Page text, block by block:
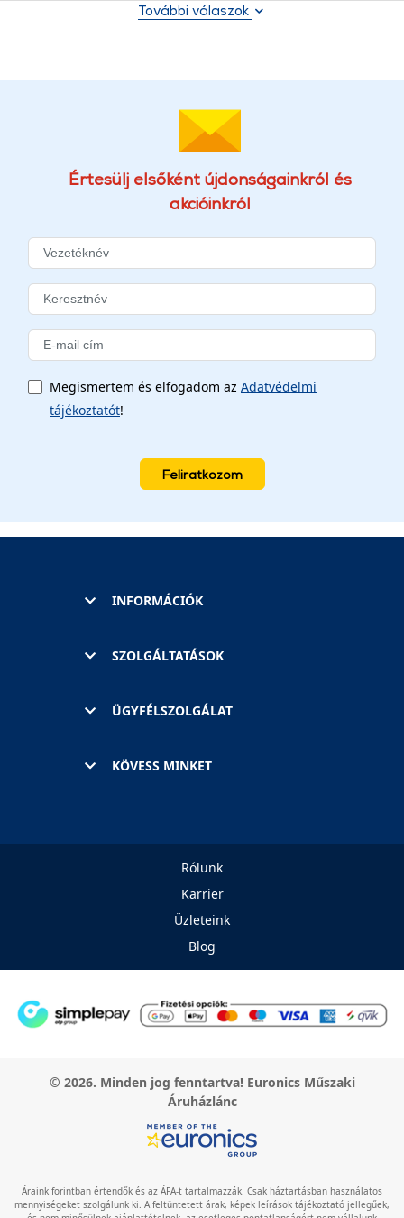
További válaszok
Értesülj elsőként újdonságainkról és
akcióinkról
Megismertem és elfogadom az Adatvédelmi
tájékoztatót!
Feliratkozom
INFORMÁCIÓK
SZOLGÁLTATÁSOK
ÜGYFÉLSZOLGÁLAT
KÖVESS MINKET
Rólunk
Karrier
Üzleteink
Blog
© 2026. Minden jog fenntartva! Euronics Műszaki
Áruházlánc
Áraink forintban értendők és az ÁFA-t tartalmazzák. Csak háztartásban használatos
mennyiségeket szolgálunk ki. A feltüntetett árak, képek leírások tájékoztató jellegűek,